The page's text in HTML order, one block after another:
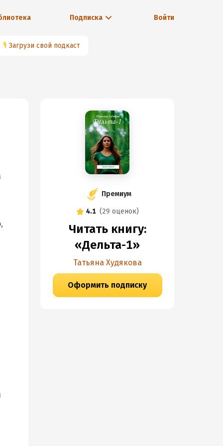
Подписка Войти
🎙 Загрузи свой подкаст
Премиум
4.1 (29 оценок)
Читать книгу:
«Дельта-1»
Татьяна Худякова
Оформить подписку